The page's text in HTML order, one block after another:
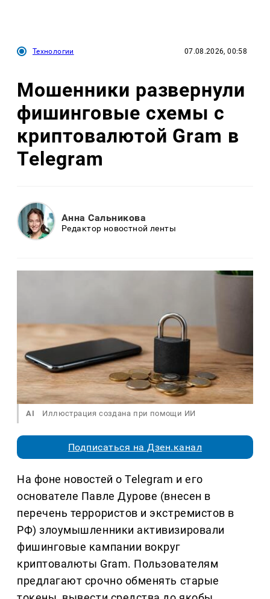
Технологии 07.08.2026, 00:58
Мошенники развернули
фишинговые схемы с
криптовалютой Gram в
Telegram
Анна Сальникова
Редактор новостной ленты
AI Иллюстрация создана при помощи ИИ
Подписаться на Дзен.канал
На фоне новостей о Telegram и его
основателе Павле Дурове (внесен в
перечень террористов и экстремистов в
РФ) злоумышленники активизировали
фишинговые кампании вокруг
криптовалюты Gram. Пользователям
предлагают срочно обменять старые